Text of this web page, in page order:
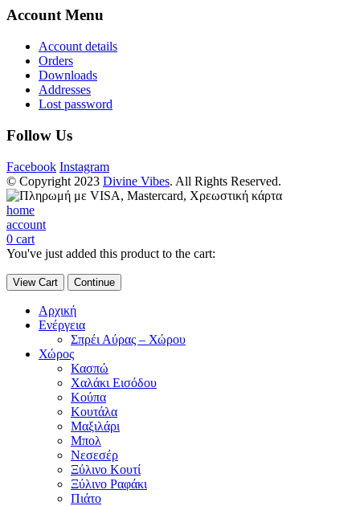
Account Menu
Account details
Orders
Downloads
Addresses
Lost password
Follow Us
Facebook Instagram
© Copyright 2023 Divine Vibes. All Rights Reserved.
home
account
0 cart
You've just added this product to the cart:
View Cart Continue
Αρχική
Ενέργεια
Σπρέι Αύρας – Χώρου
Χώρος
Κασπώ
Χαλάκι Εισόδου
Κούπα
Κουτάλα
Μαξιλάρι
Μπολ
Νεσεσέρ
Ξύλινο Κουτί
Ξύλινο Ραφάκι
Πιάτο